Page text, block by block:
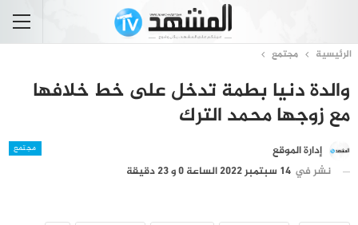
الرئيسية مجتمع
والدة دنيا بطمة تدخل على خط خلافها
مع زوجها محمد الترك
مجتمع
إدارة الموقع
نشر في 14 سبتمبر 2022 الساعة 0 و 23 دقيقة